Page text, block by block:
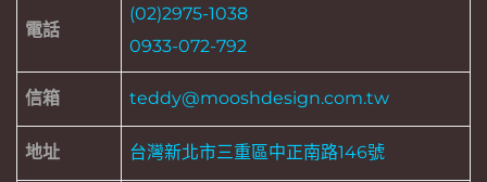
電話
(02)2975-1038
0933-072-792
信箱 teddy@mooshdesign.com.tw
地址 台灣新北市三重區中正南路146號